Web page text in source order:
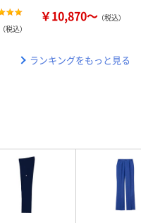
（税込）
￥10,870～ （税込）
ランキングをもっと見る